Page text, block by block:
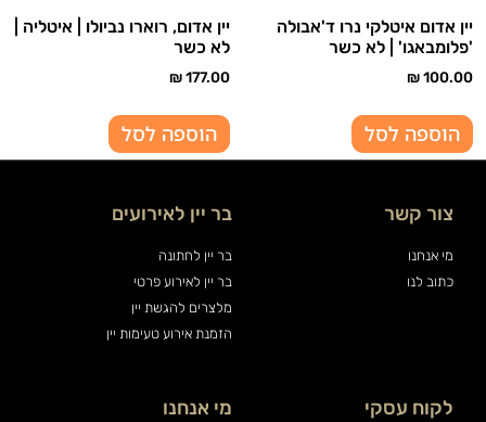
יין אדום איטלקי נרו ד'אבולה
'פלומבאגו' | לא כשר
₪100.00
הוספה לסל
יין אדום, רוארו נביולו | איטליה |
לא כשר
₪177.00
הוספה לסל
צור קשר
מי אנחנו
כתוב לנו
בר יין לאירועים
בר יין לחתונה
בר יין לאירוע פרטי
מלצרים להגשת יין
הזמנת אירוע טעימות יין
לקוח עסקי מי אנחנו